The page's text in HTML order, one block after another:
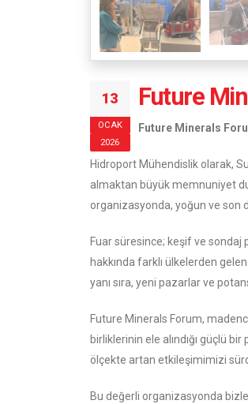
13
OCAK
2026
Future
Future Minerals
Hidroport Mühendislik olarak,
almaktan büyük memnuniyet
organizasyonda, yoğun ve son
Fuar süresince; keşif ve
hakkında farklı ülkelerden
yanı sıra, yeni pazarlar ve
Future Minerals Forum,
birliklerinin ele alındığı güçlü
ölçekte artan etkileşimimizi
Bu değerli organizasyonda